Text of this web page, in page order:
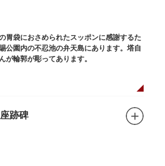
胃袋におさめられたスッポンに感謝するた
公園内の不忍池の弁天島にあります。塔自
が輪郭が彫ってあります。
跡碑